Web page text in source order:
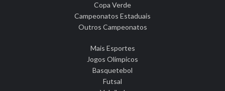
Copa Verde
Campeonatos Estaduais
Outros Campeonatos
Mais Esportes
Jogos Olímpicos
Basquetebol
Futsal